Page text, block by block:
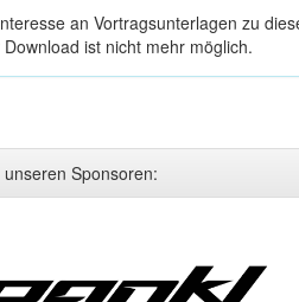
an Vortragsunterlagen zu
ist nicht mehr möglich.
Sponsoren: